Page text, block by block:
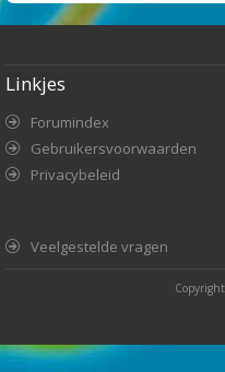
Linkjes
Forumindex
Gebruikersvoorwaarden
Privacybeleid
Veelgestelde vragen